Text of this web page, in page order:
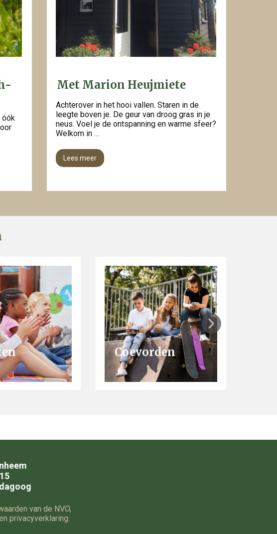
óók
Met Marion Heujmiete
Achterover in het hooi vallen. Staren in de
leegte boven je. De geur van droog gras in je
neus. Voel je de ontspanning en warme sfeer?
Welkom in …
Lees meer
Coevorden
15
van de NVO,
privacyverklaring.